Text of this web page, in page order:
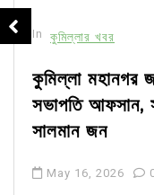
In কুমিল্লার খবর
কুমিল্লা মহানগর
সভাপতি আফসান,
সালমান জন
May 16, 2026